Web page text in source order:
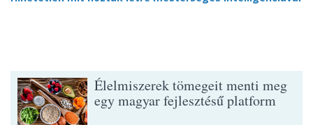
Élelmiszerek tömegeit menti meg
egy magyar fejlesztésű platform